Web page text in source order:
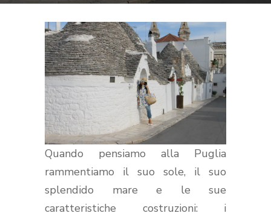
Quando pensiamo alla Puglia
rammentiamo il suo sole, il suo
splendido mare e le sue
caratteristiche costruzioni: i